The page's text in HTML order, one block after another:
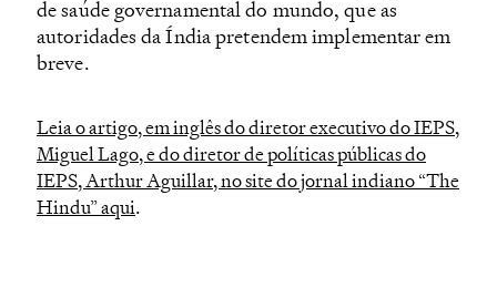
de saúde governamental do mundo, que as
autoridades da Índia pretendem implementar em
breve.
Leia o artigo, em inglês do diretor executivo do IEPS,
Miguel Lago, e do diretor de políticas públicas do
IEPS, Arthur Aguillar, no site do jornal indiano “The
Hindu” aqui.